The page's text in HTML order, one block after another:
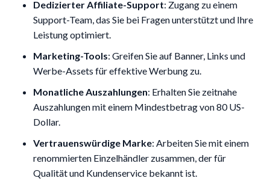
Dedizierter Affiliate-Support: Zugang zu einem
Support-Team, das Sie bei Fragen unterstützt und Ihre
Leistung optimiert.
Marketing-Tools: Greifen Sie auf Banner, Links und
Werbe-Assets für effektive Werbung zu.
Monatliche Auszahlungen: Erhalten Sie zeitnahe
Auszahlungen mit einem Mindestbetrag von 80 US-
Dollar.
Vertrauenswürdige Marke: Arbeiten Sie mit einem
renommierten Einzelhändler zusammen, der für
Qualität und Kundenservice bekannt ist.